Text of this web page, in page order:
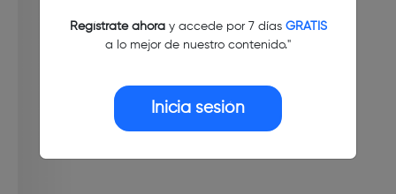
Regístrate ahoray accede por 7 días GRATIS
a lo mejor de nuestro contenido."
Inicia sesión